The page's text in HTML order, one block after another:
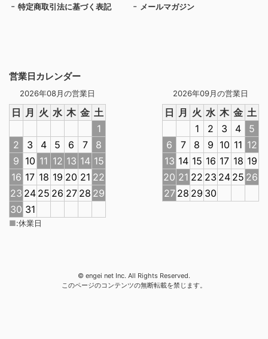
営業日カレンダー
2026年08月の営業日
日 月 火 水 木 金 土
1
2
3 4 5 6 7
8
9 10 11 12 13 14 15
16 17 18 19 20 21 22
23 24 25 26 27 28 29
30 31
2026年09月の営業日
日 月 火 水 木 金 土
1
2 3 4
5
6
7 8 9 10 11 12
13 14 15 16 17 18 19
20 21 22 23 24 25 26
27 28 29 30
■:休業日
特定商取引法に基づく表記 メールマガジン
© engei net Inc. All Rights Reserved.
このページのコンテンツの無断転載を禁じます。